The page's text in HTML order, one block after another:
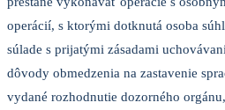
operácií, s ktorými dotknutá osoba
súlade s prijatými zásadami
dôvody obmedzenia na zastavenie
vydané rozhodnutie dozorného